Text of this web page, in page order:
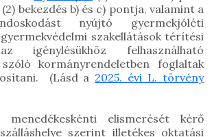
bekezdés b) és c) pontja, valamint a
nyújtó gyermekjóléti
szakellátások térítési
felhasználható
kormányrendeletben foglaltak
(Lásd a 2025. évi L. törvény
elismerését kérő
szerint illetékes oktatási